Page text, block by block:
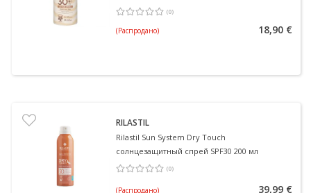
(0)
Средняя оценка 0.00
(Распродано) 18,90 €
RILASTIL
Rilastil Sun System Dry Touch
солнцезащитный спрей SPF30 200 мл
(0)
Средняя оценка 0.00
(Распродано) 39,99 €